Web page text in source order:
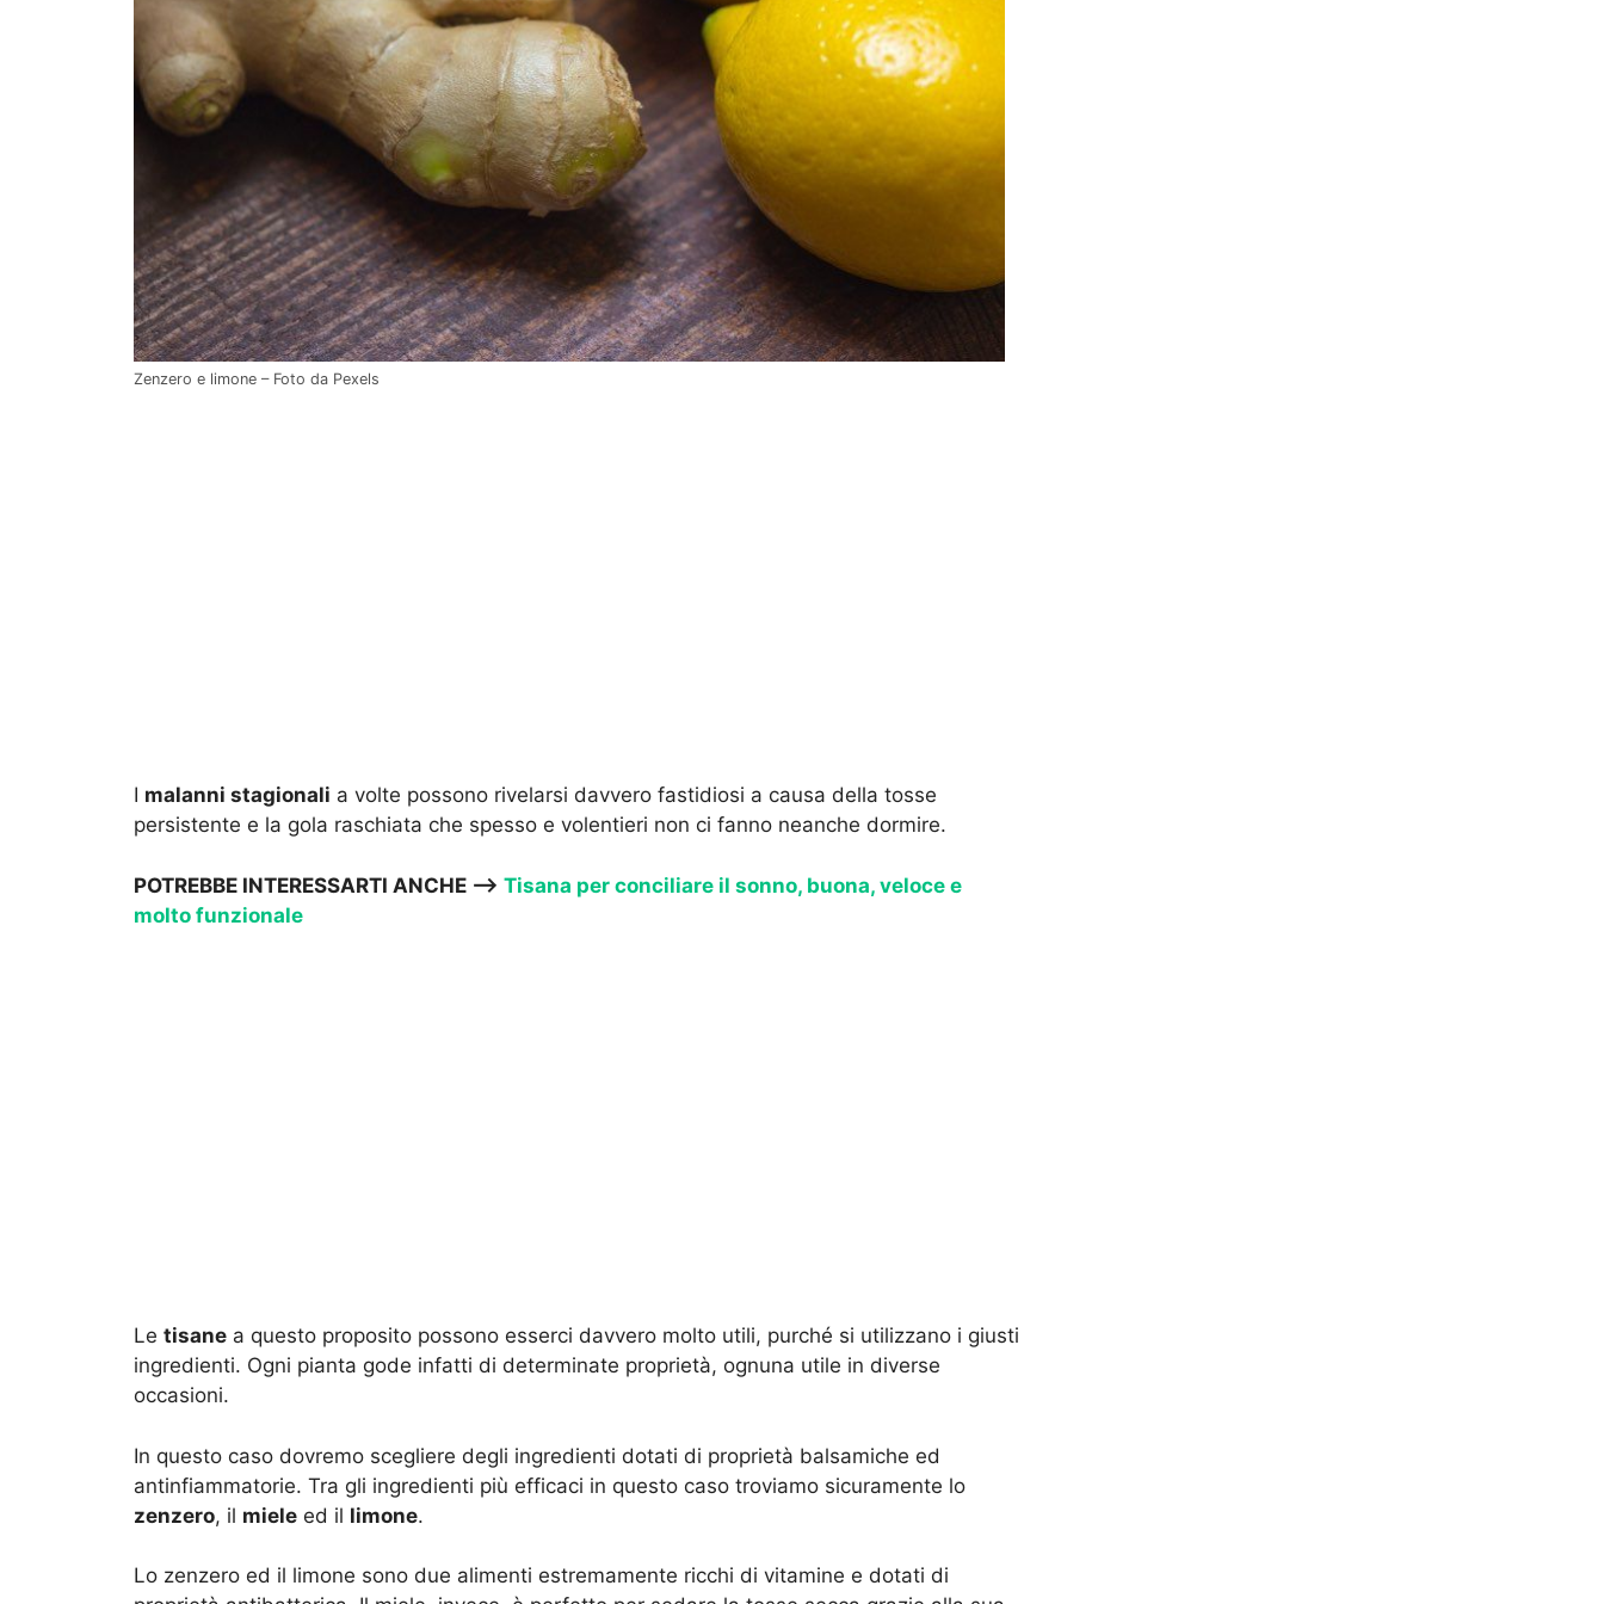
Zenzero e limone – Foto da Pexels
I malanni stagionali a volte possono rivelarsi davvero fastidiosi a causa della tosse
persistente e la gola raschiata che spesso e volentieri non ci fanno neanche dormire.
POTREBBE INTERESSARTI ANCHE —-> Tisana per conciliare il sonno, buona, veloce e
molto funzionale
Le tisane a questo proposito possono esserci davvero molto utili, purché si utilizzano i giusti
ingredienti. Ogni pianta gode infatti di determinate proprietà, ognuna utile in diverse
occasioni.
In questo caso dovremo scegliere degli ingredienti dotati di proprietà balsamiche ed
antinfiammatorie. Tra gli ingredienti più efficaci in questo caso troviamo sicuramente lo
zenzero, il miele ed il limone.
Lo zenzero ed il limone sono due alimenti estremamente ricchi di vitamine e dotati di